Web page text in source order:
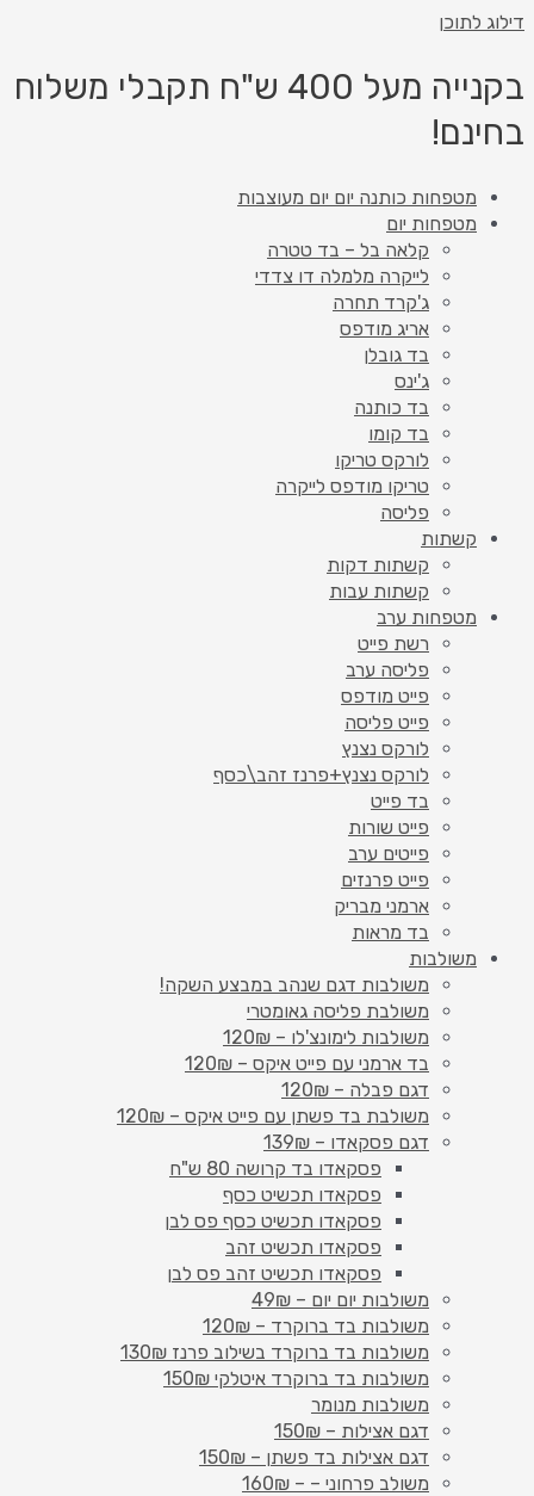
לתוכן
בקנייה מעל 400 ש"ח תקבלי משלוח
מטפחות כותנה יום יום מעוצבות
מטפחות יום
קלאה בל – בד טטרה
לייקרה מלמלה דו צדדי
ג'קרד תחרה
אריג מודפס
בד גובלן
ג'ינס
בד כותנה
בד קומו
לורקס טריקו
טריקו מודפס לייקרה
פליסה
קשתות
קשתות דקות
קשתות עבות
מטפחות ערב
רשת פייט
פליסה ערב
פייט מודפס
פייט פליסה
לורקס נצנץ
לורקס נצנץ+פרנז זהב\כסף
בד פייט
פייט שורות
פייטים ערב
פייט פרנזים
ארמני מבריק
בד מראות
משולבות
משולבות דגם שנהב במבצע השקה!
משולבת פליסה גאומטרי
משולבות לימונצ'לו – 120₪
בד ארמני עם פייט איקס – 120₪
דגם פבלה – 120₪
משולבת בד פשתן עם פייט איקס – 120₪
דגם פסקאדו – 139₪
פסקאדו בד קרושה 80 ש"ח
פסקאדו תכשיט כסף
פסקאדו תכשיט כסף פס לבן
פסקאדו תכשיט זהב
פסקאדו תכשיט זהב פס לבן
משולבות יום יום – 49₪
משולבות בד ברוקרד – 120₪
משולבות בד ברוקרד בשילוב פרנז 130₪
משולבות בד ברוקרד איטלקי 150₪
משולבות מנומר
דגם אצילות – 150₪
דגם אצילות בד פשתן – 150₪
משולב פרחוני – – 160₪